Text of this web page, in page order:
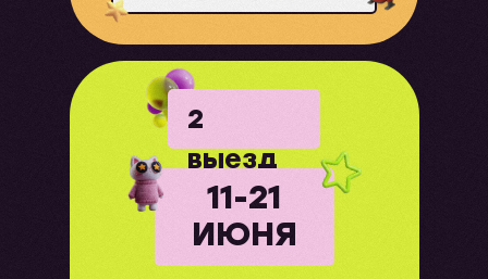
2
выезд
11-21
ИЮНЯ